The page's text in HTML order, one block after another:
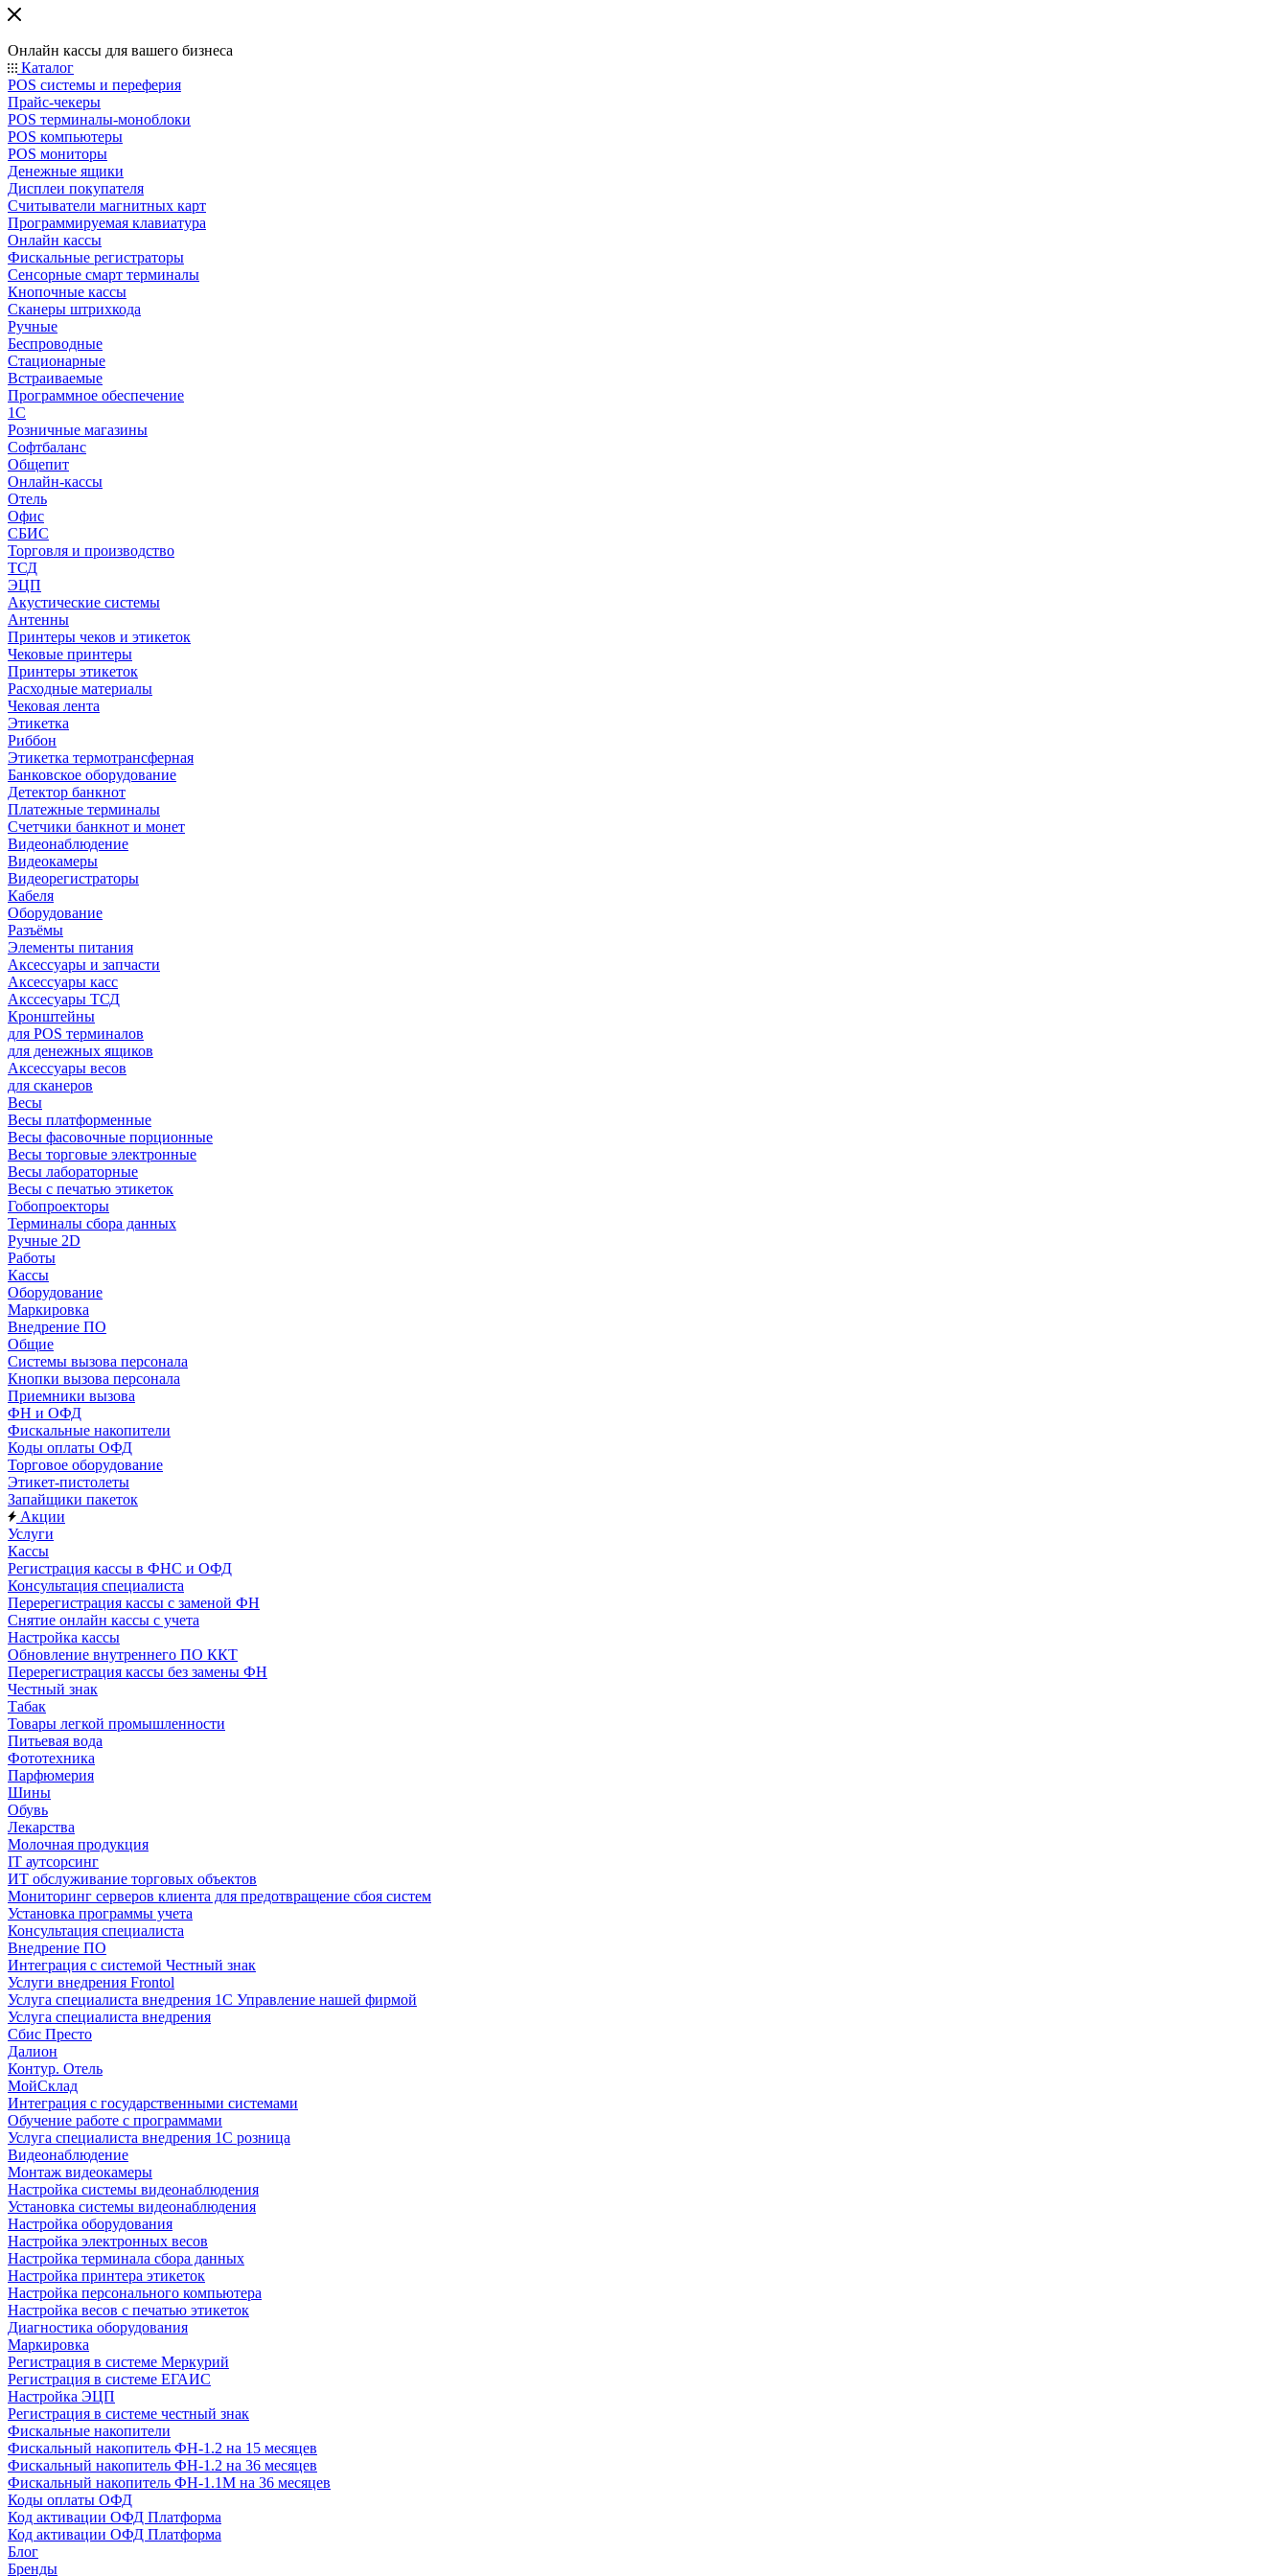
Онлайн кассы для вашего бизнеса
Каталог
POS системы и переферия
Прайс-чекеры
POS терминалы-моноблоки
POS компьютеры
POS мониторы
Денежные ящики
Дисплеи покупателя
Считыватели магнитных карт
Программируемая клавиатура
Онлайн кассы
Фискальные регистраторы
Сенсорные смарт терминалы
Кнопочные кассы
Сканеры штрихкода
Ручные
Беспроводные
Стационарные
Встраиваемые
Программное обеспечение
1С
Розничные магазины
Софтбаланс
Общепит
Онлайн-кассы
Отель
Офис
СБИС
Торговля и производство
ТСД
ЭЦП
Акустические системы
Антенны
Принтеры чеков и этикеток
Чековые принтеры
Принтеры этикеток
Расходные материалы
Чековая лента
Этикетка
Риббон
Этикетка термотрансферная
Банковское оборудование
Детектор банкнот
Платежные терминалы
Счетчики банкнот и монет
Видеонаблюдение
Видеокамеры
Видеорегистраторы
Кабеля
Оборудование
Разъёмы
Элементы питания
Аксессуары и запчасти
Аксессуары касс
Акссесуары ТСД
Кронштейны
для POS терминалов
для денежных ящиков
Аксессуары весов
для сканеров
Весы
Весы платформенные
Весы фасовочные порционные
Весы торговые электронные
Весы лабораторные
Весы с печатью этикеток
Гобопроекторы
Терминалы сбора данных
Ручные 2D
Работы
Кассы
Оборудование
Маркировка
Внедрение ПО
Общие
Системы вызова персонала
Кнопки вызова персонала
Приемники вызова
ФН и ОФД
Фискальные накопители
Коды оплаты ОФД
Торговое оборудование
Этикет-пистолеты
Запайщики пакеток
Акции
Услуги
Кассы
Регистрация кассы в ФНС и ОФД
Консультация специалиста
Перерегистрация кассы с заменой ФН
Снятие онлайн кассы с учета
Настройка кассы
Обновление внутреннего ПО ККТ
Перерегистрация кассы без замены ФН
Честный знак
Табак
Товары легкой промышленности
Питьевая вода
Фототехника
Парфюмерия
Шины
Обувь
Лекарства
Молочная продукция
IT аутсорсинг
ИТ обслуживание торговых объектов
Мониторинг серверов клиента для предотвращение сбоя систем
Установка программы учета
Консультация специалиста
Внедрение ПО
Интеграция с системой Честный знак
Услуги внедрения Frontol
Услуга специалиста внедрения 1С Управление нашей фирмой
Услуга специалиста внедрения
Сбис Престо
Далион
Контур. Отель
МойСклад
Интеграция с государственными системами
Обучение работе с программами
Услуга специалиста внедрения 1С розница
Видеонаблюдение
Монтаж видеокамеры
Настройка системы видеонаблюдения
Установка системы видеонаблюдения
Настройка оборудования
Настройка электронных весов
Настройка терминала сбора данных
Настройка принтера этикеток
Настройка персонального компьютера
Настройка весов с печатью этикеток
Диагностика оборудования
Маркировка
Регистрация в системе Меркурий
Регистрация в системе ЕГАИС
Настройка ЭЦП
Регистрация в системе честный знак
Фискальные накопители
Фискальный накопитель ФН-1.2 на 15 месяцев
Фискальный накопитель ФН-1.2 на 36 месяцев
Фискальный накопитель ФН-1.1М на 36 месяцев
Коды оплаты ОФД
Код активации ОФД Платформа
Код активации ОФД Платформа
Блог
Бренды